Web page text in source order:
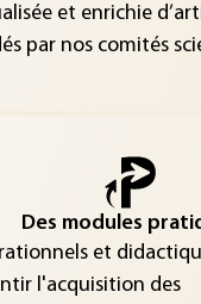
et enrichie
par nos comités
Des modules
et
l'acquisition des